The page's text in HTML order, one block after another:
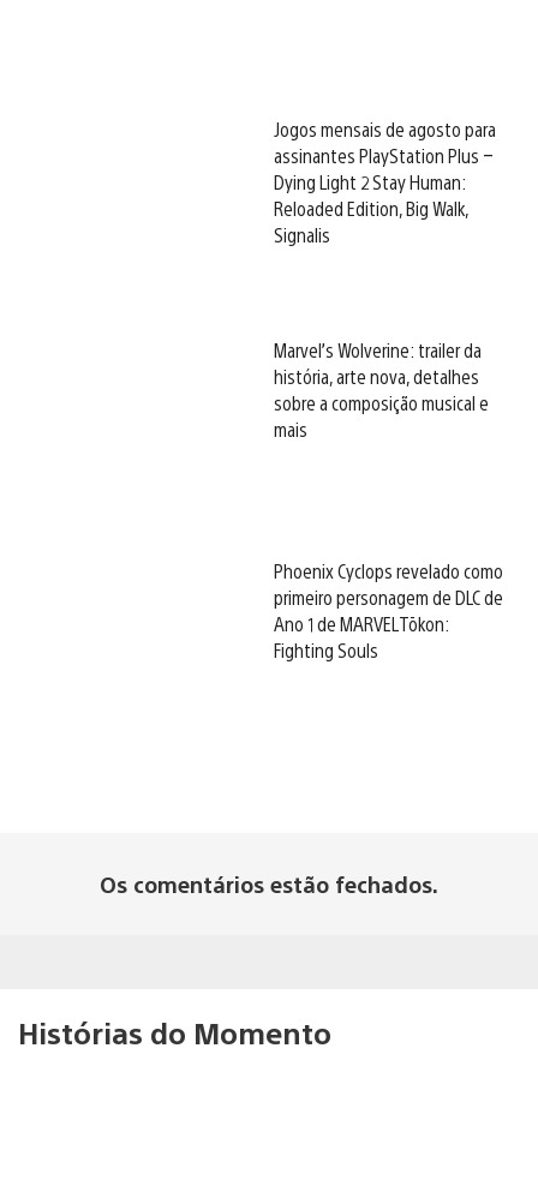
Jogos mensais de agosto para
assinantes PlayStation Plus –
Dying Light 2 Stay Human:
Reloaded Edition, Big Walk,
Signalis
Marvel’s Wolverine: trailer da
história, arte nova, detalhes
sobre a composição musical e
mais
Phoenix Cyclops revelado como
primeiro personagem de DLC de
Ano 1 de MARVEL Tōkon:
Fighting Souls
Os comentários estão fechados.
Histórias do Momento